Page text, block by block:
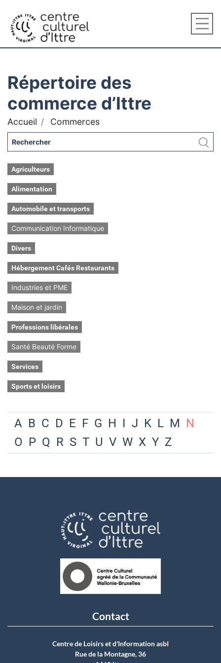
Répertoire des
commerce d’Ittre
Accueil Commerces
Agriculteurs
Alimentation
Automobile et transports
Communication Informatique
Divers
Hébergement Cafés Restaurants
Industries et PME
Maison et jardin
Professions libérales
Santé Beauté Forme
Services
Sports et loisirs
A B C D E F G H I J K L M N
O P Q R S T U V W X Y Z
Contact
Centre de Loisirs et d'Information asbI
Rue de la Montagne, 36